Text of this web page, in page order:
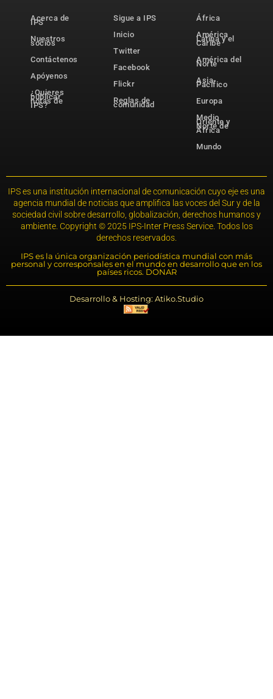
Acerca de
IPS
Nuestros
socios
Contáctenos
Apóyenos
¿Quieres
publicar
notas de
IPS?
Sigue a IPS
Inicio
Twitter
Facebook
Flickr
Reglas de
comunidad
África
América
Latina y el
Caribe
América del
Norte
Asia-
Pacífico
Europa
Medio
Oriente y
Norte de
África
Mundo
IPS es una institución internacional de comunicación cuyo eje es una
agencia mundial de noticias que amplifica las voces del Sur y de la
sociedad civil sobre desarrollo, globalización, derechos humanos y
ambiente. Copyright © 2025 IPS-Inter Press Service. Todos los
derechos reservados.
IPS es la única organización periodística mundial con más
personal y corresponsales en el mundo en desarrollo que en los
países ricos. DONAR
Desarrollo & Hosting: Atiko.Studio